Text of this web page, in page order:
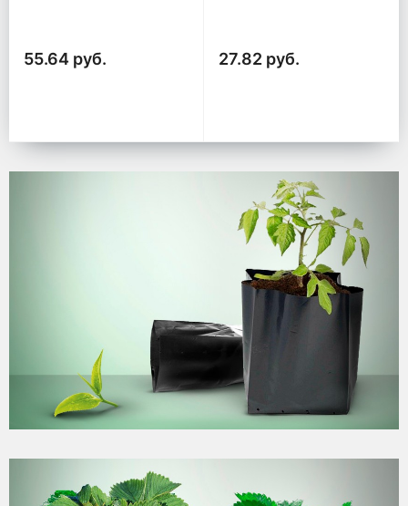
55.64 руб. 27.82 руб.